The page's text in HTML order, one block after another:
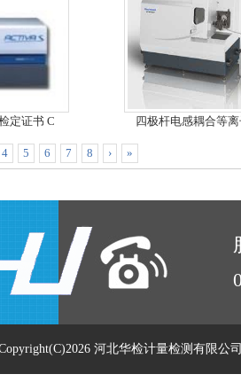
定证书 C 四极杆电感耦合等
4 5 6 7 8 › »
河北华检计量检测有限